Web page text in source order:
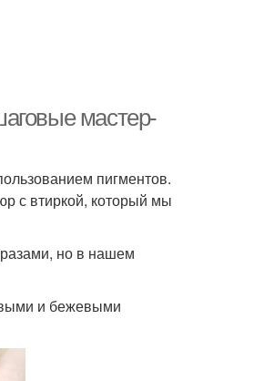
мастер-
пигментов.
с втиркой, который мы
но в нашем
и бежевыми